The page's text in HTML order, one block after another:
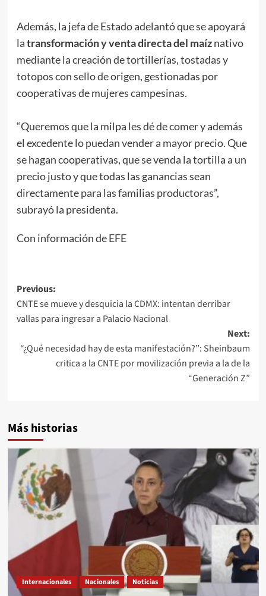
Además, la jefa de Estado adelantó que se apoyará
latransformación y venta directa del maíznativo
mediante la creación de tortillerías, tostadas y
totopos con sello de origen, gestionadas por
cooperativas de mujeres campesinas.
“Queremos que la milpa les dé de comer y además
el excedente lo puedan vender a mayor precio. Que
se hagan cooperativas, que se venda la tortilla a un
precio justo y que todas las ganancias sean
directamente para las familias productoras”,
subrayó la presidenta.
Con información de EFE
Post
navigation
Previous:
CNTE se mueve y desquicia la CDMX: intentan derribar
vallas para ingresar a Palacio Nacional
Next:
“¿Qué necesidad hay de esta manifestación?”: Sheinbaum
critica a la CNTE por movilización previa a la de la
“Generación Z”
Más historias
Internacionales Nacionales Noticias